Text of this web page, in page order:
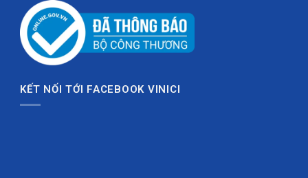
KẾT NỐI TỚI FACEBOOK VINICI